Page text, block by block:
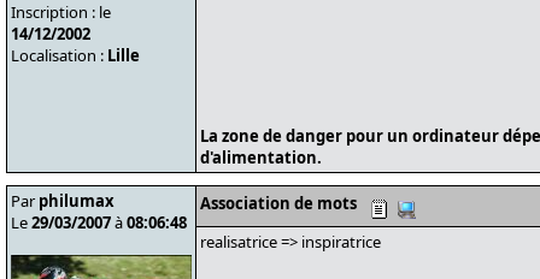
Inscription : le
14/12/2002
Localisation : Lille
La zone de danger pour un ordinateur
d'alimentation.
Par philumax
Le29/03/2007à08:06:48
Association de mots
realisatrice => inspiratrice